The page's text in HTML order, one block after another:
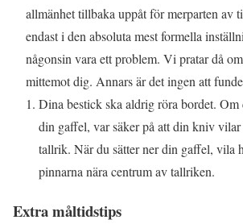
allmänhet tillbaka uppåt för merparten av
endast i den absoluta mest formella
någonsin vara ett problem. Vi pratar då
mittemot dig. Annars är det ingen att
Dina bestick ska aldrig röra bordet. Om
din gaffel, var säker på att din kniv
tallrik. När du sätter ner din gaffel, vila
pinnarna nära centrum av tallriken.
Extra måltidstips